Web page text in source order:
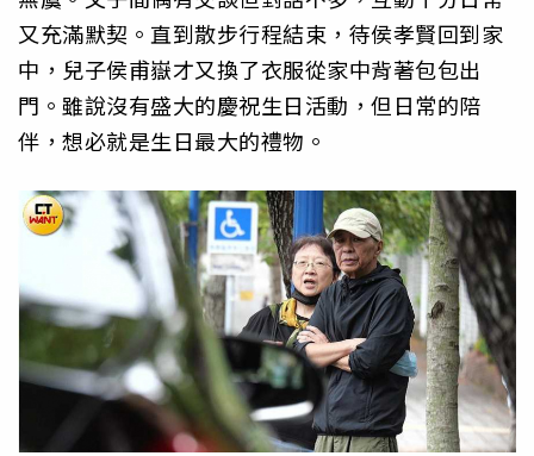
又充滿默契。直到散步行程結束，待侯孝賢回到家
中，兒子侯甫嶽才又換了衣服從家中背著包包出
門。雖說沒有盛大的慶祝生日活動，但日常的陪
伴，想必就是生日最大的禮物。